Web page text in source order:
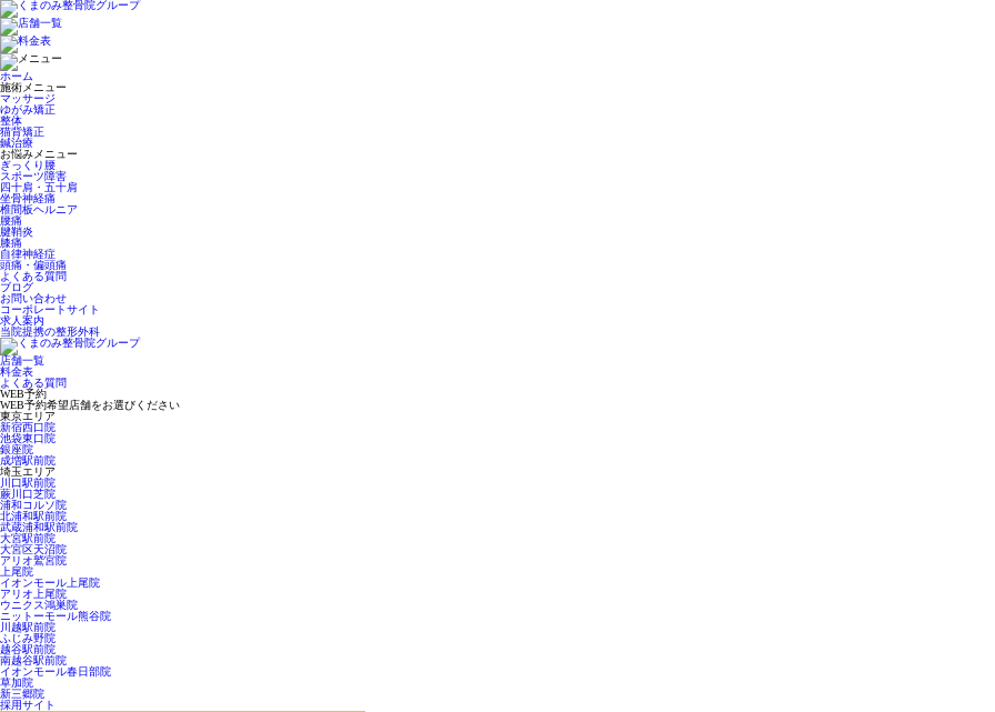
ホーム
施術メニュー
マッサージ
ゆがみ矯正
整体
猫背矯正
鍼治療
お悩みメニュー
ぎっくり腰
スポーツ障害
四十肩・五十肩
坐骨神経痛
椎間板ヘルニア
腰痛
腱鞘炎
膝痛
自律神経症
頭痛・偏頭痛
よくある質問
ブログ
お問い合わせ
コーポレートサイト
求人案内
当院提携の整形外科
店舗一覧
料金表
よくある質問
WEB予約
WEB予約希望店舗をお選びください
東京エリア
新宿西口院
池袋東口院
銀座院
成増駅前院
埼玉エリア
川口駅前院
蕨川口芝院
浦和コルソ院
北浦和駅前院
武蔵浦和駅前院
大宮駅前院
大宮区天沼院
アリオ鷲宮院
上尾院
イオンモール上尾院
アリオ上尾院
ウニクス鴻巣院
ニットーモール熊谷院
川越駅前院
ふじみ野院
越谷駅前院
南越谷駅前院
イオンモール春日部院
草加院
新三郷院
採用サイト